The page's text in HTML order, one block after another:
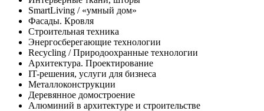
SmartLiving / «умный дом»
Фасады. Кровля
Строительная техника
Энергосберегающие технологии
Recycling / Природоохранные технологии
Архитектура. Проектирование
IT-решения, услуги для бизнеса
Металлоконструкции
Деревянное домостроение
Алюминий в архитектуре и строительстве